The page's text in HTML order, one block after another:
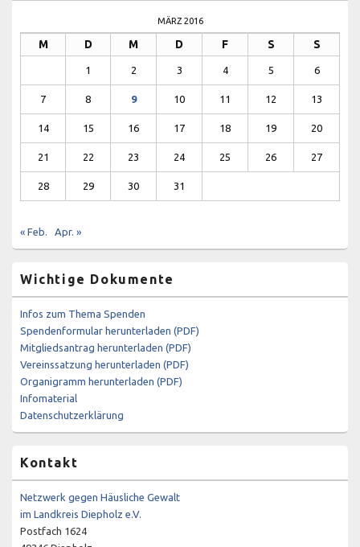
MÄRZ 2016
M D M D F S S
1 2 3 4 5 6
7 8 9 10 11 12 13
14 15 16 17 18 19 20
21 22 23 24 25 26 27
28 29 30 31
« Feb. Apr. »
Wichtige Dokumente
Infos zum Thema Spenden
Spendenformular herunterladen (PDF)
Mitgliedsantrag herunterladen (PDF)
Vereinssatzung herunterladen (PDF)
Organigramm herunterladen (PDF)
Infomaterial
Datenschutzerklärung
Kontakt
Netzwerk gegen Häusliche Gewalt
im Landkreis Diepholz e.V.
Postfach 1624